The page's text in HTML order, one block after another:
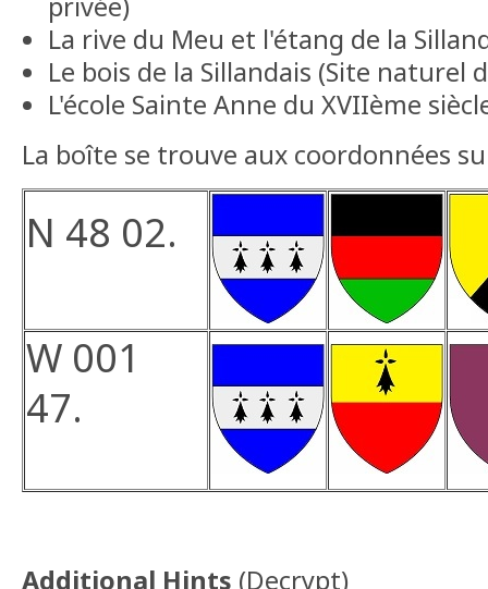
La rive du Meu et l'étang de la
Le bois de la Sillandais (Site naturel
L'école Sainte Anne du XVIIème
La boîte se trouve aux coordonnées
N 48 02.
W 001
47.
Additional Hints (Decrypt)